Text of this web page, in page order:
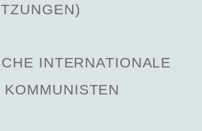
INTERNATIONALE